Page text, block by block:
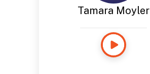
Tamara Moyler